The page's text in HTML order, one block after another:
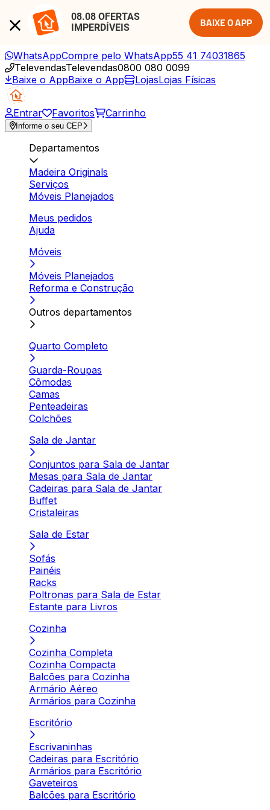
08.08 OFERTAS
IMPERDÍVEIS
BAIXE O APP
WhatsAppCompre pelo WhatsApp55 41 74031865
TelevendasTelevendas0800 080 0099
Baixe o AppBaixe o App LojasLojas Físicas
Entrar Favoritos Carrinho
Informe o seu CEP
Departamentos
Madeira Originals
Serviços
Móveis Planejados
Meus pedidos
Ajuda
Móveis
Móveis Planejados
Reforma e Construção
Outros departamentos
Quarto Completo
Guarda-Roupas
Cômodas
Camas
Penteadeiras
Colchões
Sala de Jantar
Conjuntos para Sala de Jantar
Mesas para Sala de Jantar
Cadeiras para Sala de Jantar
Buffet
Cristaleiras
Sala de Estar
Sofás
Painéis
Racks
Poltronas para Sala de Estar
Estante para Livros
Cozinha
Cozinha Completa
Cozinha Compacta
Balcões para Cozinha
Armário Aéreo
Armários para Cozinha
Escritório
Escrivaninhas
Cadeiras para Escritório
Armários para Escritório
Gaveteiros
Balcões para Escritório